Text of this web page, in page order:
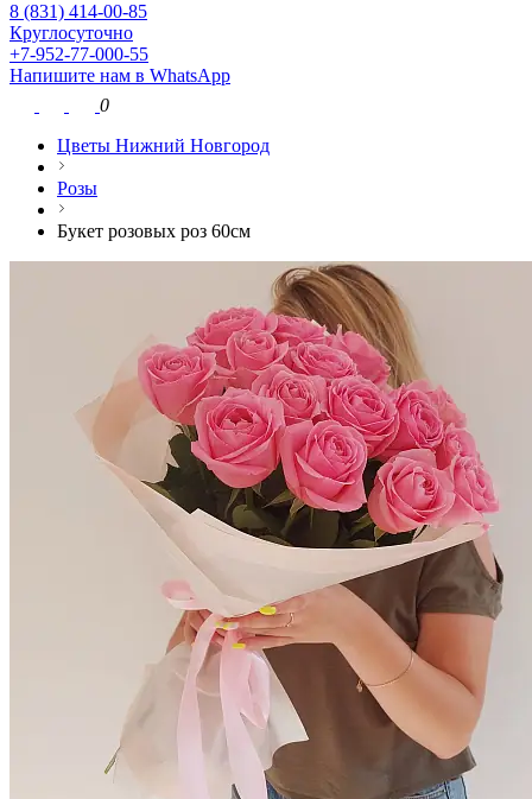
8 (831) 414-00-85
Круглосуточно
+7-952-77-000-55
Напишите нам в WhatsApp
0
Цветы Нижний Новгород
Розы
Букет розовых роз 60см